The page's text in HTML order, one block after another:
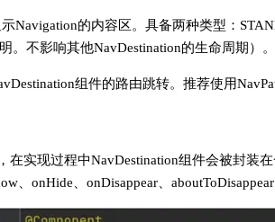
Navigation的内容区。具备两种类型：
不影响其他NavDestination的生命周期）。
组件的路由跳转。推荐使用
在实现过程中NavDestination组件会被封
、onHide、onDisappear、